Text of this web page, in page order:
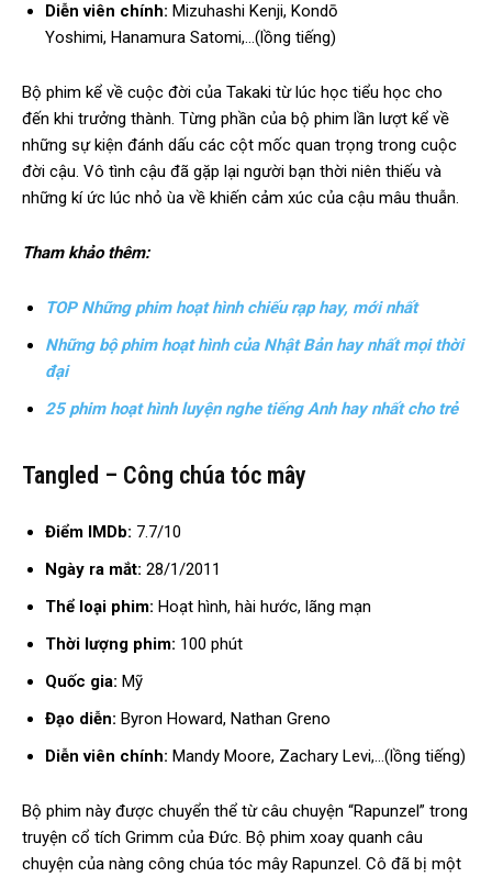
Diễn viên chính: Mizuhashi Kenji, Kondō
Yoshimi, Hanamura Satomi,…(lồng tiếng)
Bộ phim kể về cuộc đời của Takaki từ lúc học tiểu học cho
đến khi trưởng thành. Từng phần của bộ phim lần lượt kể về
những sự kiện đánh dấu các cột mốc quan trọng trong cuộc
đời cậu. Vô tình cậu đã gặp lại người bạn thời niên thiếu và
những kí ức lúc nhỏ ùa về khiến cảm xúc của cậu mâu thuẫn.
Tham khảo thêm:
TOP Những phim hoạt hình chiếu rạp hay, mới nhất
Những bộ phim hoạt hình của Nhật Bản hay nhất mọi thời
đại
25 phim hoạt hình luyện nghe tiếng Anh hay nhất cho trẻ
Tangled – Công chúa tóc mây
Điểm IMDb: 7.7/10
Ngày ra mắt: 28/1/2011
Thể loại phim: Hoạt hình, hài hước, lãng mạn
Thời lượng phim: 100 phút
Quốc gia: Mỹ
Đạo diễn: Byron Howard, Nathan Greno
Diễn viên chính: Mandy Moore, Zachary Levi,…(lồng tiếng)
Bộ phim này được chuyển thể từ câu chuyện “Rapunzel” trong
truyện cổ tích Grimm của Đức. Bộ phim xoay quanh câu
chuyện của nàng công chúa tóc mây Rapunzel. Cô đã bị một